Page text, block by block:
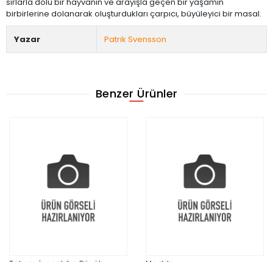
birbirlerine dolanarak oluşturdukları çarpıcı, büyüleyici bir masal.
Yazar Patrik Svensson
Benzer Ürünler